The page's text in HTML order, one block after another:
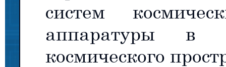
систем
аппаратуры в
космического